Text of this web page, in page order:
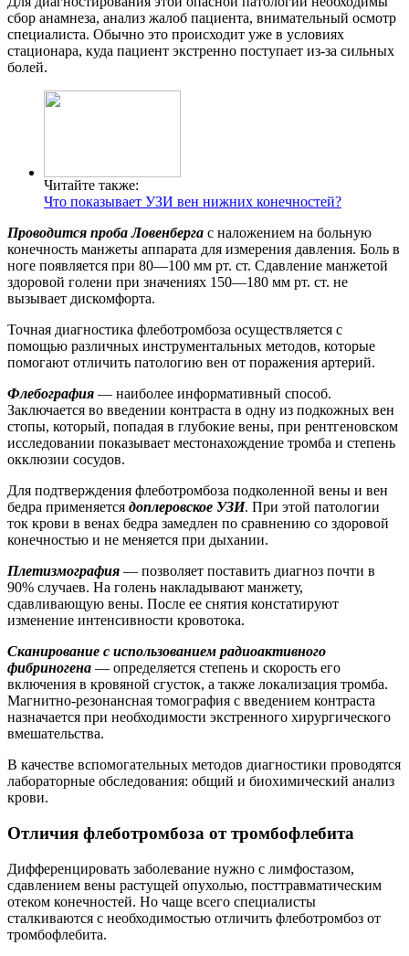
сбор анамнеза, анализ жалоб пациента, внимательный осмотр
специалиста. Обычно это происходит уже в условиях
стационара, куда пациент экстренно поступает из-за сильных
болей.
Читайте также:
Что показывает УЗИ вен нижних конечностей?
Проводится проба Ловенберга с наложением на больную
конечность манжеты аппарата для измерения давления. Боль в
ноге появляется при 80—100 мм рт. ст. Сдавление манжетой
здоровой голени при значениях 150—180 мм рт. ст. не
вызывает дискомфорта.
Точная диагностика флеботромбоза осуществляется с
помощью различных инструментальных методов, которые
помогают отличить патологию вен от поражения артерий.
Флебография — наиболее информативный способ.
Заключается во введении контраста в одну из подкожных вен
стопы, который, попадая в глубокие вены, при рентгеновском
исследовании показывает местонахождение тромба и степень
окклюзии сосудов.
Для подтверждения флеботромбоза подколенной вены и вен
бедра применяется доплеровское УЗИ. При этой патологии
ток крови в венах бедра замедлен по сравнению со здоровой
конечностью и не меняется при дыхании.
Плетизмография — позволяет поставить диагноз почти в
90% случаев. На голень накладывают манжету,
сдавливающую вены. После ее снятия констатируют
изменение интенсивности кровотока.
Сканирование с использованием радиоактивного
фибриногена — определяется степень и скорость его
включения в кровяной сгусток, а также локализация тромба.
Магнитно-резонансная томография с введением контраста
назначается при необходимости экстренного хирургического
вмешательства.
В качестве вспомогательных методов диагностики проводятся
лабораторные обследования: общий и биохимический анализ
крови.
Отличия флеботромбоза от тромбофлебита
Дифференцировать заболевание нужно с лимфостазом,
сдавлением вены растущей опухолью, посттравматическим
отеком конечностей. Но чаще всего специалисты
сталкиваются с необходимостью отличить флеботромбоз от
тромбофлебита.